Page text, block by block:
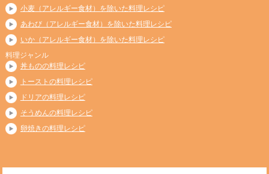
小麦（アレルギー食材）を除いた料理レシピ
あわび（アレルギー食材）を除いた料理レシピ
いか（アレルギー食材）を除いた料理レシピ
料理ジャンル
丼ものの料理レシピ
トーストの料理レシピ
ドリアの料理レシピ
そうめんの料理レシピ
卵焼きの料理レシピ